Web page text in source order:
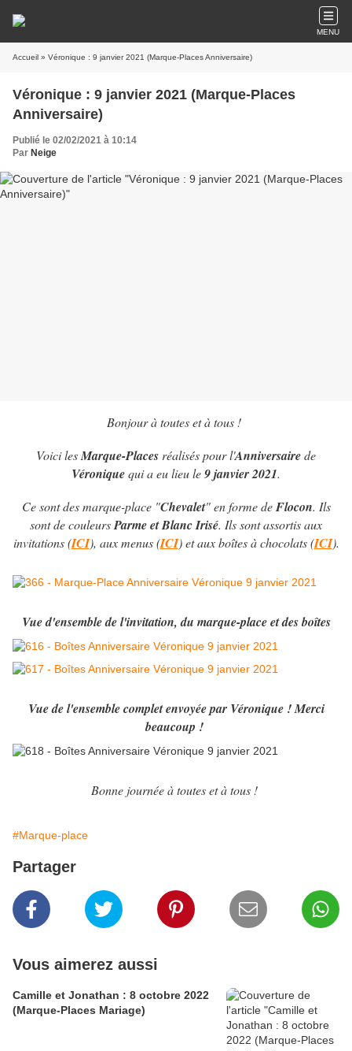
MENU
Accueil » Véronique : 9 janvier 2021 (Marque-Places Anniversaire)
Véronique : 9 janvier 2021 (Marque-Places
Anniversaire)
Publié le 02/02/2021 à 10:14
Par Neige
Bonjour à toutes et à tous !
Voici lesMarque-Places réalisés pour l'Anniversairede
Véroniquequi a eu lieu le9 janvier 2021.
Ce sont des marque-place "Chevalet" en forme deFlocon. Ils
sont de couleursParme et Blanc Irisé. Ils sont assortis aux
invitations (ICI), aux menus (ICI) et aux boîtes à chocolats (ICI).
Vue d'ensemble de l'invitation, du marque-place et des boîtes
Vue de l'ensemble complet envoyée par Véronique ! Merci
beaucoup !
Bonne journée à toutes et à tous !
#Marque-place
Partager
Vous aimerez aussi
Camille et Jonathan : 8 octobre 2022
(Marque-Places Mariage)